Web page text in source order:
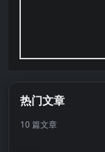
热门文章
10 篇文章